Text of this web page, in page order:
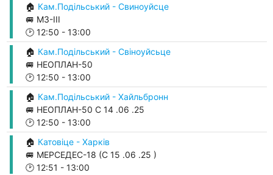
🏠 Кам.Подільський - Свиноуйсце
🚐 М3-ІІІ
🕑 12:50 - 13:00
🏠 Кам.Подільський - Свіноуйсьце
🚐 НЕОПЛАН-50
🕑 12:50 - 13:00
🏠 Кам.Подільський - Хайльбронн
🚐 НЕОПЛАН-50 С 14 .06 .25
🕑 12:50 - 13:00
🏠 Катовіце - Харків
🚐 МЕРСЕДЕС-18 (С 15 .06 .25 )
🕑 12:51 - 13:00